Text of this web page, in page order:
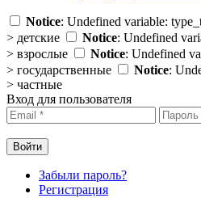
Notice: Undefined variable:
> детские Notice: Undefined
> взрослые Notice: Undefined
> государственные Notice:
> частные
Вход для пользователя
Забыли пароль?
Регистрация